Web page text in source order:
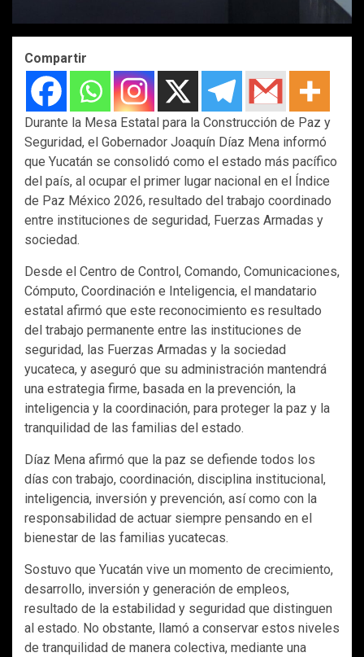
Compartir
Durante la Mesa Estatal para la Construcción de Paz y
Seguridad, el Gobernador Joaquín Díaz Mena informó
que Yucatán se consolidó como el estado más pacífico
del país, al ocupar el primer lugar nacional en el Índice
de Paz México 2026, resultado del trabajo coordinado
entre instituciones de seguridad, Fuerzas Armadas y
sociedad.
Desde el Centro de Control, Comando, Comunicaciones,
Cómputo, Coordinación e Inteligencia, el mandatario
estatal afirmó que este reconocimiento es resultado
del trabajo permanente entre las instituciones de
seguridad, las Fuerzas Armadas y la sociedad
yucateca, y aseguró que su administración mantendrá
una estrategia firme, basada en la prevención, la
inteligencia y la coordinación, para proteger la paz y la
tranquilidad de las familias del estado.
Díaz Mena afirmó que la paz se defiende todos los
días con trabajo, coordinación, disciplina institucional,
inteligencia, inversión y prevención, así como con la
responsabilidad de actuar siempre pensando en el
bienestar de las familias yucatecas.
Sostuvo que Yucatán vive un momento de crecimiento,
desarrollo, inversión y generación de empleos,
resultado de la estabilidad y seguridad que distinguen
al estado. No obstante, llamó a conservar estos niveles
de tranquilidad de manera colectiva, mediante una